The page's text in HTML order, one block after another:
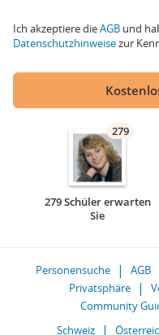
Ich akzeptiere dieAGB und
Datenschutzhinweisezur
279
279 Schüler erwarten
Sie
Personensuche AGB
Privatsphäre
Community
Schweiz